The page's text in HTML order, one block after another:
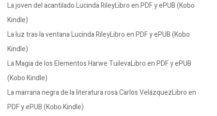
La joven del acantilado Lucinda RileyLibro en PDF y ePUB (Kobo
Kindle)
La luz tras la ventana Lucinda RileyLibro en PDF y ePUB (Kobo
Kindle)
La Magia de los Elementos Harwe TuilevaLibro en PDF y ePUB
(Kobo Kindle)
La marrana negra de la literatura rosa Carlos VelázquezLibro en
PDF y ePUB (Kobo Kindle)